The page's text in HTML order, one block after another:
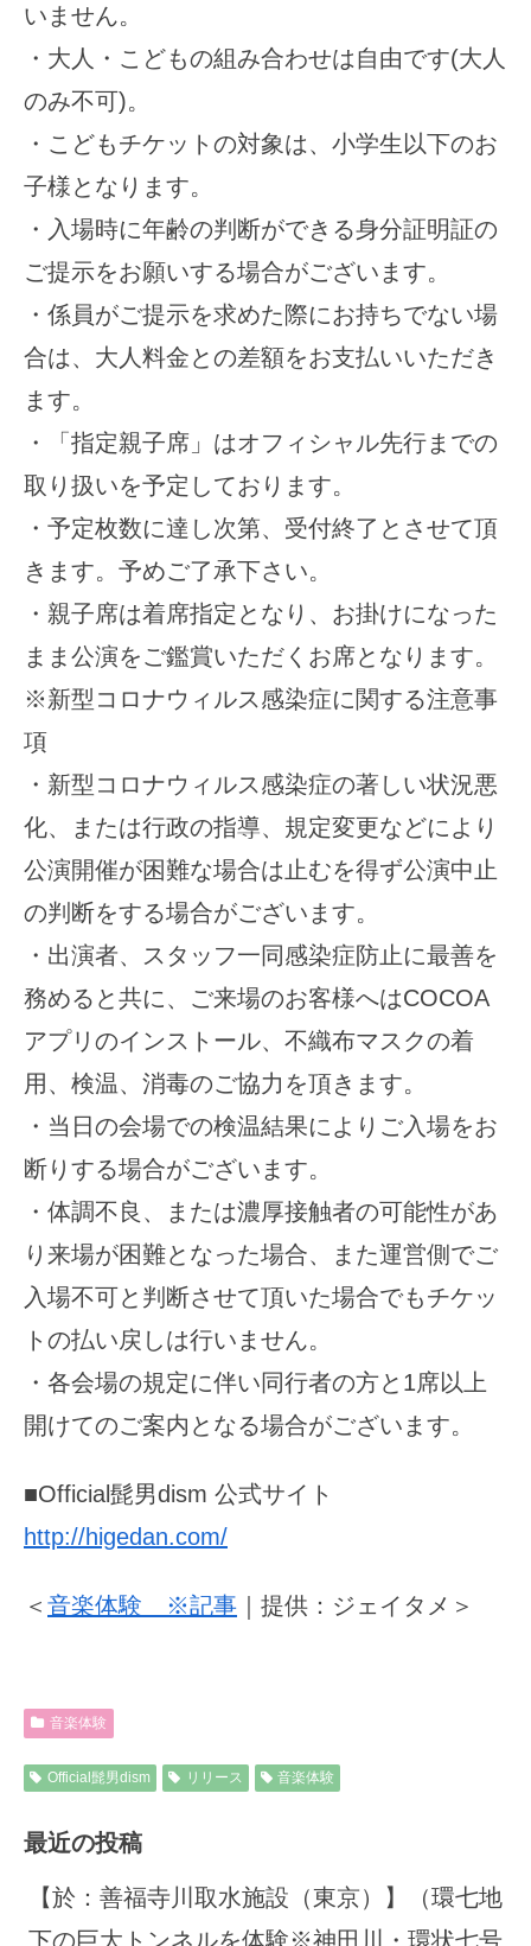
いません。
・大人・こどもの組み合わせは自由です(大人
のみ不可)。
・こどもチケットの対象は、小学生以下のお
子様となります。
・入場時に年齢の判断ができる身分証明証の
ご提示をお願いする場合がございます。
・係員がご提示を求めた際にお持ちでない場
合は、大人料金との差額をお支払いいただき
ます。
・「指定親子席」はオフィシャル先行までの
取り扱いを予定しております。
・予定枚数に達し次第、受付終了とさせて頂
きます。予めご了承下さい。
・親子席は着席指定となり、お掛けになった
まま公演をご鑑賞いただくお席となります。
※新型コロナウィルス感染症に関する注意事
項
・新型コロナウィルス感染症の著しい状況悪
化、または行政の指導、規定変更などにより
公演開催が困難な場合は止むを得ず公演中止
の判断をする場合がございます。
・出演者、スタッフ一同感染症防止に最善を
務めると共に、ご来場のお客様へはCOCOA
アプリのインストール、不織布マスクの着
用、検温、消毒のご協力を頂きます。
・当日の会場での検温結果によりご入場をお
断りする場合がございます。
・体調不良、または濃厚接触者の可能性があ
り来場が困難となった場合、また運営側でご
入場不可と判断させて頂いた場合でもチケッ
トの払い戻しは行いません。
・各会場の規定に伴い同行者の方と1席以上
開けてのご案内となる場合がございます。
■Official髭男dism 公式サイト
http://higedan.com/
＜ 音楽体験 ※記事 ｜提供：ジェイタメ＞
音楽体験
Official髭男dism リリース 音楽体験
最近の投稿
【於：善福寺川取水施設（東京）】（環七地
下の巨大トンネルを体験※神田川・環状七号